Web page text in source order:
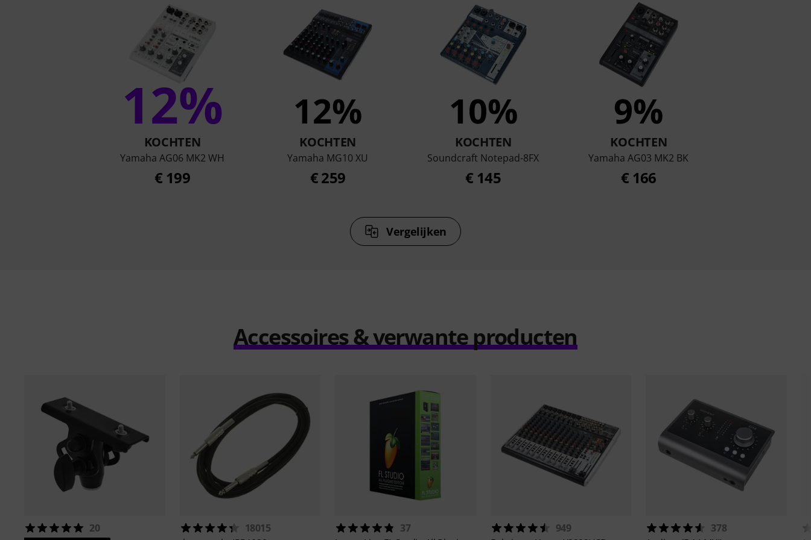
12%
KOCHTEN
Yamaha AG06 MK2 WH
€ 199
12%
KOCHTEN
Yamaha MG10 XU
€ 259
10%
KOCHTEN
Soundcraft Notepad-8FX
€ 145
9%
KOCHTEN
Yamaha AG03 MK2 BK
€ 166
Vergelijken
Accessoires & verwante producten
20
18015
37
949
378